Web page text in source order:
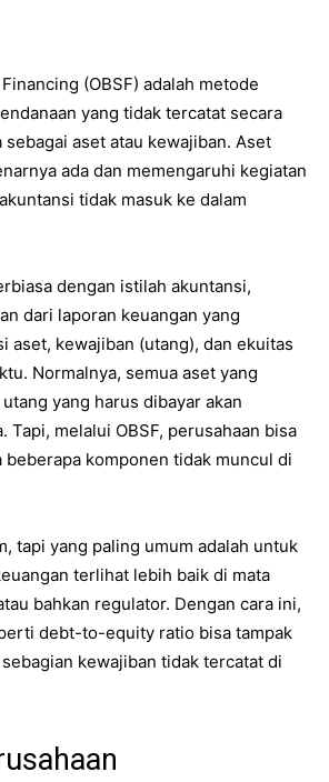
(OBSF) adalah metode
yang tidak tercatat secara
aset atau kewajiban. Aset
ada dan memengaruhi kegiatan
tidak masuk ke dalam
dengan istilah akuntansi,
dari laporan keuangan yang
aset, kewajiban (utang), dan ekuitas
Normalnya, semua aset yang
yang harus dibayar akan
Tapi, melalui OBSF, perusahaan bisa
beberapa komponen tidak muncul di
tapi yang paling umum adalah untuk
terlihat lebih baik di mata
bahkan regulator. Dengan cara ini,
debt-to-equity ratio bisa tampak
kewajiban tidak tercatat di